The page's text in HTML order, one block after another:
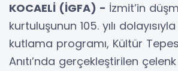
KOCAELİ (İGFA) - İzmit’in
kurtuluşunun 105. yılı
kutlama programı, Kültür
Anıtı’nda gerçekleştirilen